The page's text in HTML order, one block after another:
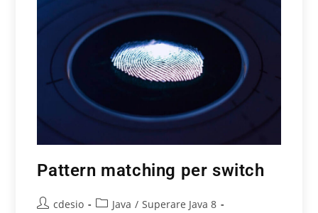
Pattern matching per switch
cdesio Java / Superare Java 8